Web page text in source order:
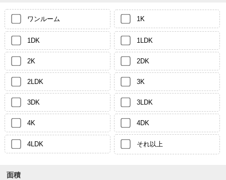
ワンルーム 1K
1DK 1LDK
2K 2DK
2LDK 3K
3DK 3LDK
4K 4DK
4LDK それ以上
面積